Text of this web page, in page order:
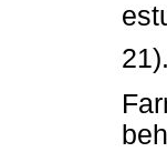
21).